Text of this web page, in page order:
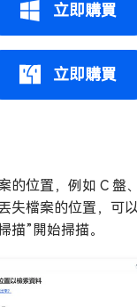
立即購買
立即購買
的位置，例如 C 盤
失檔案的位置，可
描”開始掃描。